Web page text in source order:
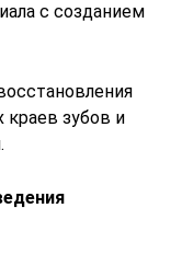
с созданием
краев зубов и